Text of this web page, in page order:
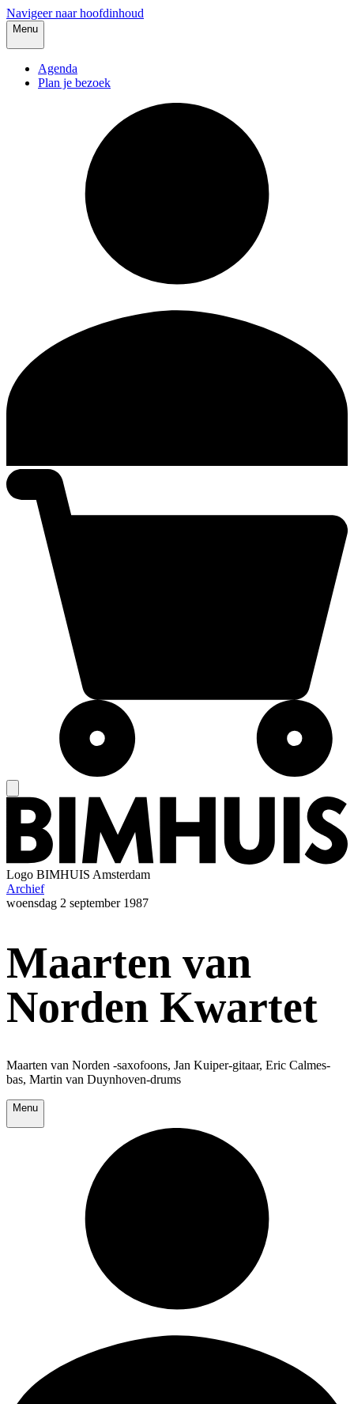
Navigeer naar hoofdinhoud
Menu
Agenda
Plan je bezoek
Logo BIMHUIS Amsterdam
Archief
woensdag 2 september 1987
Maarten van
Norden Kwartet
Maarten van Norden -saxofoons, Jan Kuiper-gitaar, Eric Calmes-
bas, Martin van Duynhoven-drums
Menu